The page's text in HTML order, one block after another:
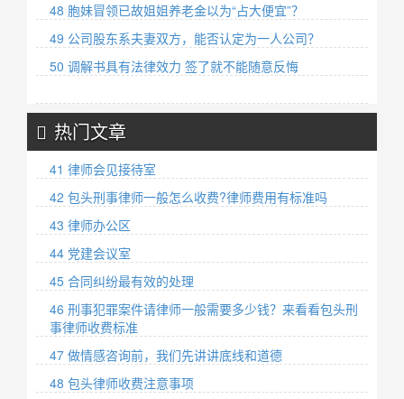
48 胞妹冒领已故姐姐养老金以为“占大便宜”？
49 公司股东系夫妻双方，能否认定为一人公司？
50 调解书具有法律效力 签了就不能随意反悔
热门文章
41 律师会见接待室
42 包头刑事律师一般怎么收费?律师费用有标准吗
43 律师办公区
44 党建会议室
45 合同纠纷最有效的处理
46 刑事犯罪案件请律师一般需要多少钱？来看看包头刑
事律师收费标准
47 做情感咨询前，我们先讲讲底线和道德
48 包头律师收费注意事项